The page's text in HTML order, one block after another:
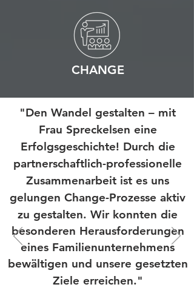
CHANGE
"Den Wandel gestalten – mit
Frau Spreckelsen eine
Erfolgsgeschichte! Durch die
partnerschaftlich-professionelle
Zusammenarbeit ist es uns
gelungen Change-Prozesse aktiv
zu gestalten. Wir konnten die
besonderen Herausforderungen
eines Familienunternehmens
bewältigen und unsere gesetzten
Ziele erreichen."